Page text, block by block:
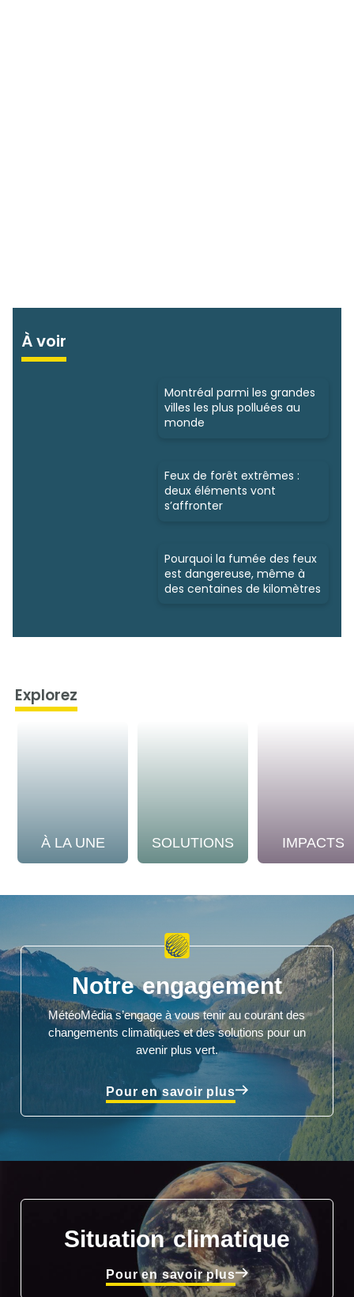
À voir
Montréal parmi les grandes
villes les plus polluées au
monde
Feux de forêt extrêmes :
deux éléments vont
s’affronter
Pourquoi la fumée des feux
est dangereuse, même à
des centaines de kilomètres
Explorez
À LA UNE SOLUTIONS IMPACTS
Notre engagement
MétéoMédia s’engage à vous tenir au courant des
changements climatiques et des solutions pour un
avenir plus vert.
Pour en savoir plus
Situation climatique
Pour en savoir plus